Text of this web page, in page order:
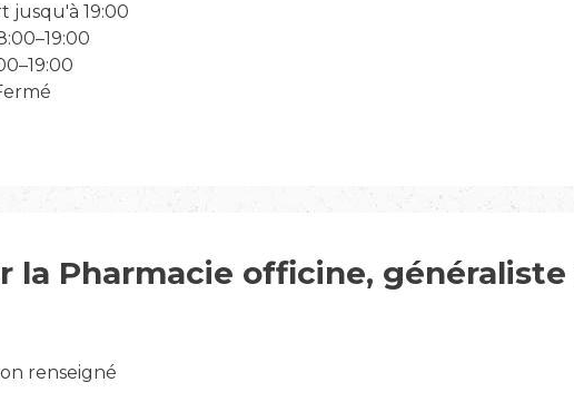
jusqu'à 19:00
la Pharmacie officine,
renseigné